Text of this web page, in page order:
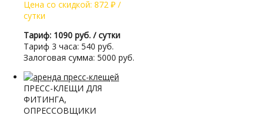
Цена со скидкой: 872 ₽ /
сутки
Тариф: 1090 руб. / сутки
Тариф 3 часа: 540 руб.
Залоговая сумма: 5000 руб.
ПРЕСС-КЛЕЩИ ДЛЯ
ФИТИНГА,
ОПРЕССОВЩИКИ